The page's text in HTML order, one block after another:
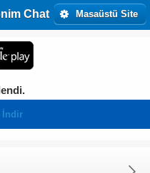
Chat Masaüstü Site
İndir